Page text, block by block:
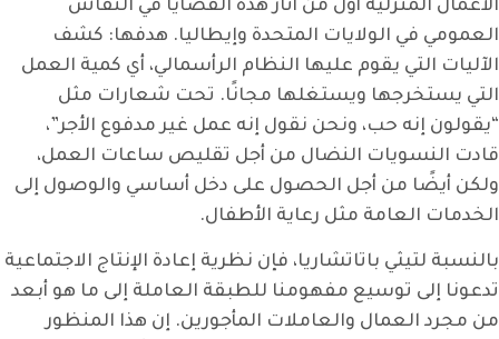
الأعمال المنزلية أول من أثار هذه القضايا في النقاش
العمومي في الولايات المتحدة وإيطاليا. هدفها: كشف
الآليات التي يقوم عليها النظام الرأسمالي، أي كمية العمل
التي يستخرجها ويستغلها مجانًا. تحت شعارات مثل
“يقولون إنه حب، ونحن نقول إنه عمل غير مدفوع الأجر”،
قادت النسويات النضال من أجل تقليص ساعات العمل،
ولكن أيضًا من أجل الحصول على دخل أساسي والوصول إلى
الخدمات العامة مثل رعاية الأطفال.
بالنسبة لتيثي باتاتشاريا، فإن نظرية إعادة الإنتاج الاجتماعية
تدعونا إلى توسيع مفهومنا للطبقة العاملة إلى ما هو أبعد
من مجرد العمال والعاملات المأجورين. إن هذا المنظور